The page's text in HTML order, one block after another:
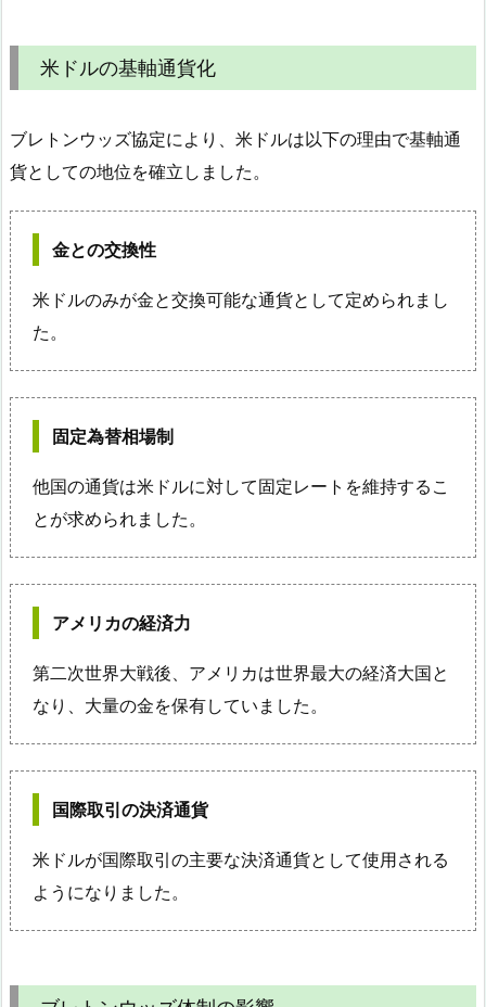
米ドルの基軸通貨化
ブレトンウッズ協定により、米ドルは以下の理由で基軸通
貨としての地位を確立しました。
金との交換性
米ドルのみが金と交換可能な通貨として定められまし
た。
固定為替相場制
他国の通貨は米ドルに対して固定レートを維持するこ
とが求められました。
アメリカの経済力
第二次世界大戦後、アメリカは世界最大の経済大国と
なり、大量の金を保有していました。
国際取引の決済通貨
米ドルが国際取引の主要な決済通貨として使用される
ようになりました。